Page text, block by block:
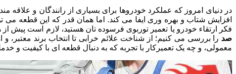
در دنیای امروز که عملکرد خودروها برای بسیاری از رانندگان و علاقه
افزایش شتاب و بهره وری ایفا می کند. اما همان قدر که این قطعه می
فکر ارتقاء خودرو یا تعمیر توربوی فرسوده تان هستید، لازم است پیش
صد را بررسی می کنیم؛ از شناخت علائم خرابی تا انتخاب برند
معمولی، و چه یک تعمیرکار با تجربه که به دنبال قطعه ای با کیفیت و